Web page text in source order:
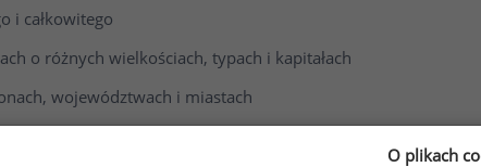
i całkowitego
o różnych wielkościach, typach i kapitałach
województwach i miastach
O plikach